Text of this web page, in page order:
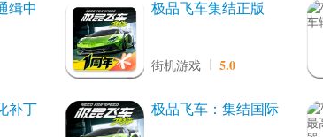
缉中
极品飞车集结正版
街机游戏 5.0
补丁
极品飞车：集结国际